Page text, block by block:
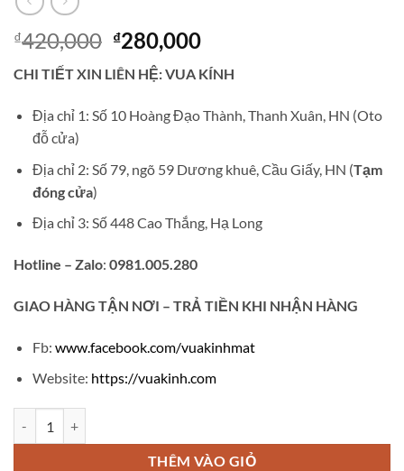
₫420,000 Giá
gốc
là:
₫420,000.
₫280,000Giá
hiện
tại
là:
₫280,000.
CHI TIẾT XIN LIÊN HỆ: VUA KÍNH
Địa chỉ 1: Số 10 Hoàng Đạo Thành, Thanh Xuân, HN (Oto
đỗ cửa)
Địa chỉ 2: Số 79, ngõ 59 Dương khuê, Cầu Giấy, HN (Tạm
đóng cửa)
Địa chỉ 3: Số 448 Cao Thắng, Hạ Long
Hotline – Zalo: 0981.005.280
GIAO HÀNG TẬN NƠI – TRẢ TIỀN KHI NHẬN HÀNG
Fb: www.facebook.com/vuakinhmat
Website: https://vuakinh.com
THÊM VÀO GIỎ